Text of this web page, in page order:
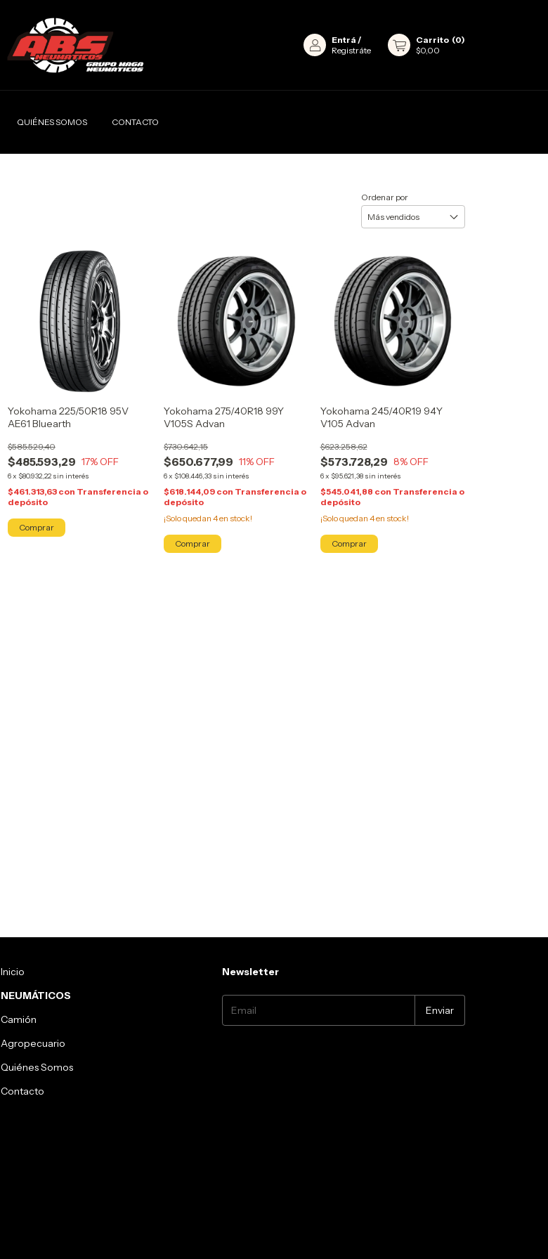
Entrá /
Registráte
Carrito (0)
$0,00
QUIÉNES SOMOS CONTACTO
Ordenar por
Yokohama 225/50R18 95V
AE61 Bluearth
$485.593,29
$585.529,40
17% OFF
6x $80.932,22 sin interés
$461.313,63 con Transferencia o
depósito
Yokohama 275/40R18 99Y
V105S Advan
$650.677,99
$730.642,15
11% OFF
6x $108.446,33 sin interés
$618.144,09 con Transferencia o
depósito
¡Solo quedan4en stock!
Yokohama 245/40R19 94Y
V105 Advan
$573.728,29
$623.258,62
8% OFF
6x $95.621,38 sin interés
$545.041,88 con Transferencia o
depósito
¡Solo quedan 4en stock!
Inicio
NEUMÁTICOS
Camión
Agropecuario
Quiénes Somos
Contacto
Newsletter